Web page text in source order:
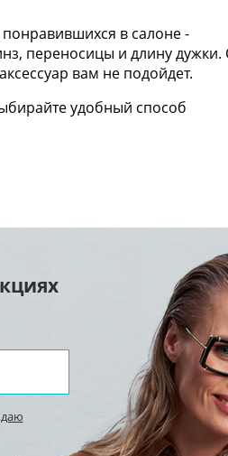
в салоне -
переносицы и длину дужки.
вам не подойдет.
удобный способ
даю